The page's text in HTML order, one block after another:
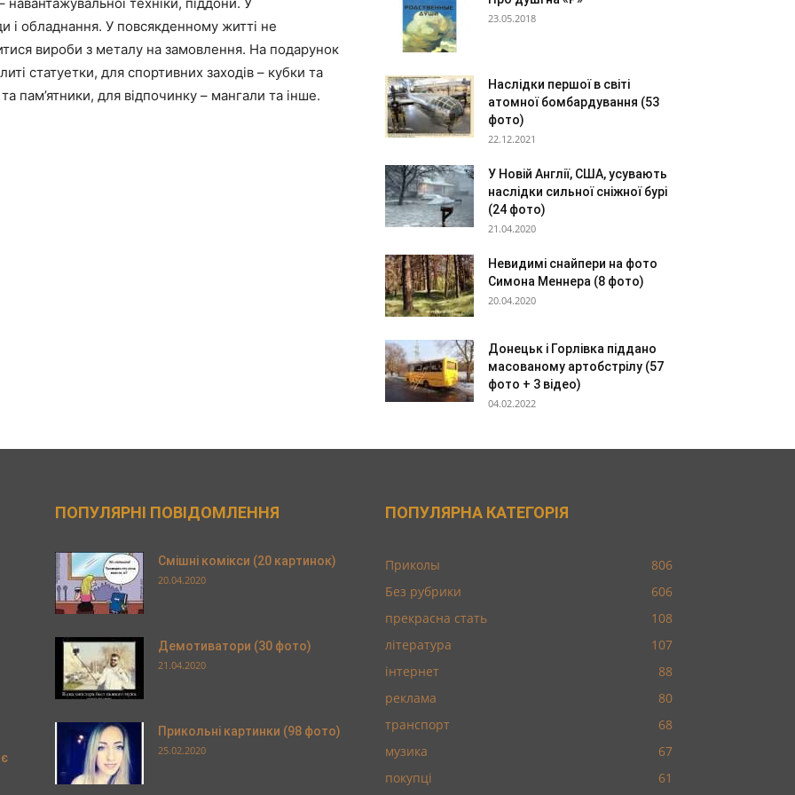
і обладнання. У повсякденному житті не
вироби з металу на замовлення. На подарунок
статуетки, для спортивних заходів – кубки та
пам’ятники, для відпочинку – мангали та інше.
23.05.2018
Наслідки першої в світі
атомної бомбардування (53
фото)
22.12.2021
У Новій Англії, США, усувають
наслідки сильної сніжної бурі
(24 фото)
21.04.2020
Невидимі снайпери на фото
Симона Меннера (8 фото)
20.04.2020
Донецьк і Горлівка піддано
масованому артобстрілу (57
фото + 3 відео)
04.02.2022
ПОПУЛЯРНІ ПОВІДОМЛЕННЯ
Смішні комікси (20 картинок)
20.04.2020
Демотиватори (30 фото)
21.04.2020
Прикольні картинки (98 фото)
25.02.2020
ПОПУЛЯРНА КАТЕГОРІЯ
Приколы
806
Без рубрики
606
прекрасна стать
108
література
107
інтернет
88
реклама
80
транспорт
68
музика
67
покупці
61